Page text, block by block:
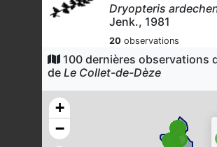
Dryopteris
Jenk., 1981
20 observations
Dernière observation en
Dryoptéride
Dryopteris affinis
observations
Dernière observation en
100 dernières observations
de Le Collet-de-Dèze
+
−